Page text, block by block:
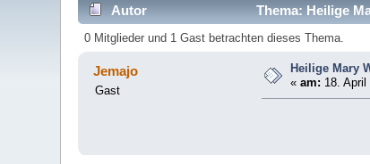
Autor Thema: Heilige
0 Mitglieder und 1 Gast betrachten dieses Thema.
Jemajo
Gast
Heilige Mary
«am: 18.